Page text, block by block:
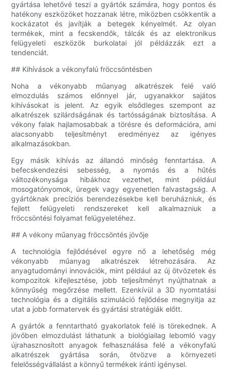
gyártása lehetővé teszi a gyártók számára, hogy pontos és
hatékony eszközöket hozzanak létre, miközben csökkentik a
kockázatot és javítják a betegek kényelmét. Az olyan
termékek, mint a fecskendők, tálcák és az elektronikus
felügyeleti eszközök burkolatai jól példázzák ezt a
tendenciát.
## Kihívások a vékonyfalú fröccsöntésben
Noha a vékonyabb műanyag alkatrészek felé való
elmozdulás számos előnnyel jár, ugyanakkor sajátos
kihívásokat is jelent. Az egyik elsődleges szempont az
alkatrészek szilárdságának és tartósságának biztosítása. A
vékony falak hajlamosabbak a törésre és deformációra, ami
alacsonyabb teljesítményt eredményez az igényes
alkalmazásokban.
Egy másik kihívás az állandó minőség fenntartása. A
befecskendezési sebesség, a nyomás és a hűtés
változékonysága hibákhoz vezethet, mint például
mosogatónyomok, üregek vagy egyenetlen falvastagság. A
gyártóknak precíziós berendezésekbe kell beruházniuk, és
fejlett felügyeleti rendszereket kell alkalmazniuk a
fröccsöntési folyamat felügyeletéhez.
## A vékony műanyag fröccsöntés jövője
A technológia fejlődésével egyre nő a lehetőség még
vékonyabb műanyag alkatrészek létrehozására. Az
anyagtudományi innovációk, mint például az új ötvözetek és
kompozitok kifejlesztése, jobb teljesítményt nyújthatnak a
könnyűség megőrzése mellett. Ezenkívül a 3D nyomtatási
technológia és a digitális szimuláció fejlődése megnyitja az
utat a jobb formatervek és gyártási stratégiák előtt.
A gyártók a fenntartható gyakorlatok felé is törekednek. A
jövőben elmozdulást láthatunk a biológiailag lebomló vagy
újrahasznosított anyagok felhasználása felé a vékonyfalú
alkatrészek gyártása során, ötvözve a környezeti
felelősségvállalást a könnyű termékek iránti igénysel.